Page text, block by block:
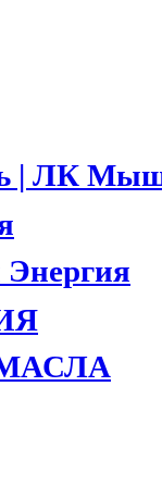
| ЛК
Энергия